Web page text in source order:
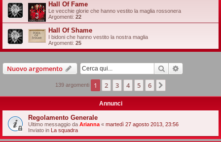
Hall Of Fame
Le vecchie glorie che hanno vestito la maglia rossonera
Argomenti: 22
Hall Of Shame
I bidoni che hanno vestito la nostra maglia
Argomenti: 25
Nuovo argomento Cerca
139 argomenti 1 2 3 4 5 6
Annunci
Regolamento Generale
Ultimo messaggio da Arianna « martedì 27 agosto 2013, 23:56
Inviato in La squadra